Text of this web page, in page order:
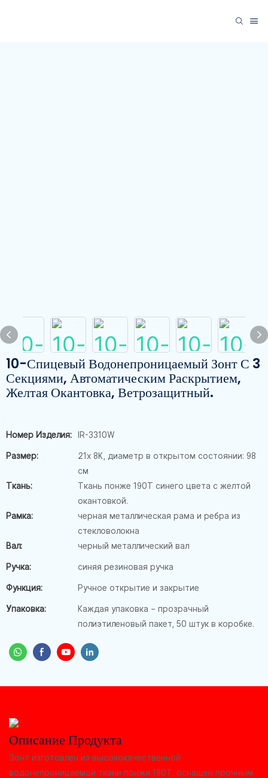
10-Спицевый Водонепроницаемый Зонт С 3
Секциями, Автоматическим Раскрытием,
Желтая Окантовка, Ветрозащитный.
Номер Изделия: IR-3310W
Размер:
21x 8K, диаметр в открытом состоянии: 98
см
Ткань:
Ткань понже 190T синего цвета с желтой
окантовкой.
Рамка:
черная металлическая рама и ребра из
стекловолокна
Вал:
черный металлический вал
Ручка: синяя резиновая ручка
Функция: Ручное открытие и закрытие
Упаковка:
Каждая упаковка – прозрачный
полиэтиленовый пакет, 50 штук в коробке.
Описание Продукта
Зонт изготовлен из высококачественной
водонепроницаемой ткани понжи 190T, оснащен прочным